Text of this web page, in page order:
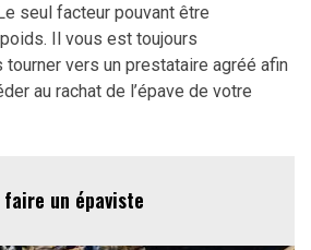
seul facteur pouvant être
Il vous est toujours
tourner vers un prestataire agréé afin
au rachat de l’épave de votre
un épaviste